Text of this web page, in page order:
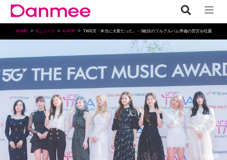
HOME Kニュース K-POP TWICE「本当に大変だった」‥3枚目のフルアルバム準備の苦労を吐露
K-POP